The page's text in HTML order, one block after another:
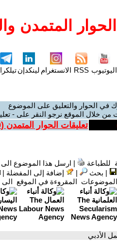
المتمدن
اليوتيوب RSS الانستغرام لينكدإن
في الحوار والتعليق على الموضوع
من خلال الموقع نرجو النقر على -
تعليقات الحوار المتمدن (
للطباعة | ارسل هذا الموضوع
| بحث | إضافة إلى المفضلة |
المقروءة في الموقع الى
الأدبي